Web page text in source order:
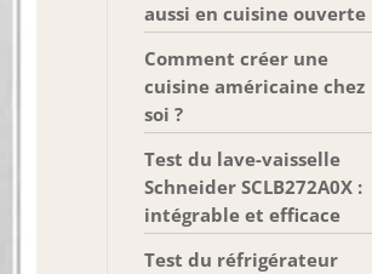
aussi en cuisine ouverte
Comment créer une
cuisine américaine chez
soi ?
Test du lave-vaisselle
Schneider SCLB272A0X :
intégrable et efficace
Test du réfrigérateur